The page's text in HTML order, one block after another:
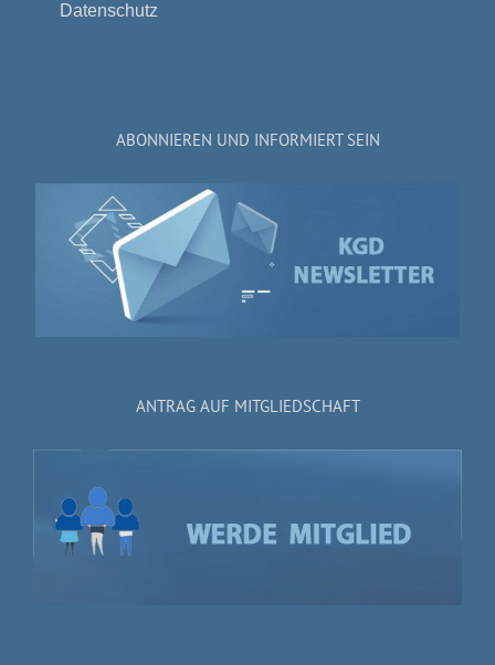
Datenschutz
ABONNIEREN UND INFORMIERT SEIN
ANTRAG AUF MITGLIEDSCHAFT